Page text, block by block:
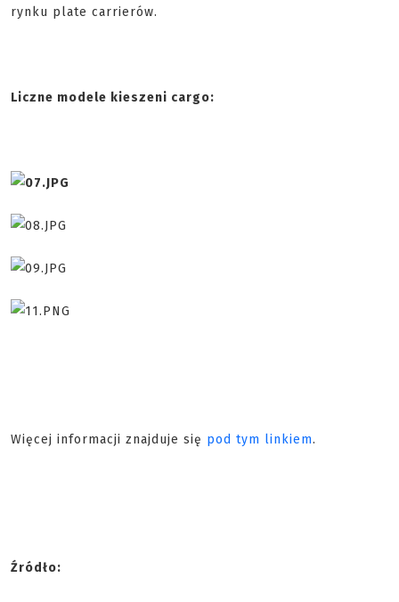
rynku plate carrierów.
Liczne modele kieszeni cargo:
Więcej informacji znajduje się pod tym linkiem.
Źródło: